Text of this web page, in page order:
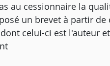
au cessionnaire la
un brevet à partir de
celui-ci est l'auteur